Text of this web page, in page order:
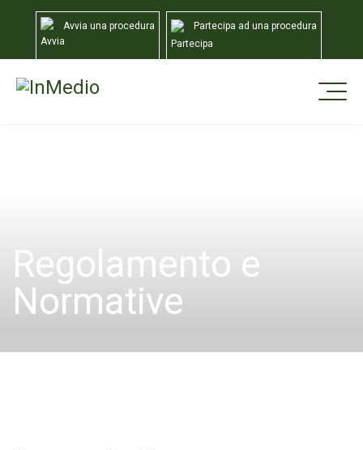
Avvia una procedura Partecipa ad una procedura
Regolamento e
Normative